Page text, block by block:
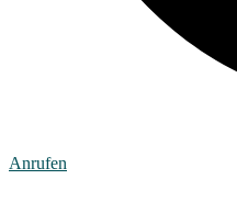
Anrufen